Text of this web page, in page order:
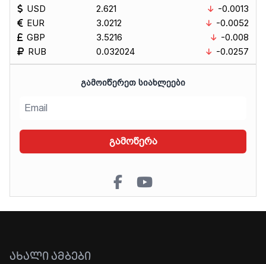
USD
EUR
GBP
RUB
2.621
3.0212
3.5216
0.032024
-0.0013
-0.0052
-0.008
-0.0257
ᲒᲐᲛᲝᲘᲬᲔᲠᲔᲗ ᲡᲘᲐᲮᲚᲔᲔᲑᲘ
გამოწერა
ᲐᲮᲐᲚᲘ ᲐᲛᲑᲔᲑᲘ